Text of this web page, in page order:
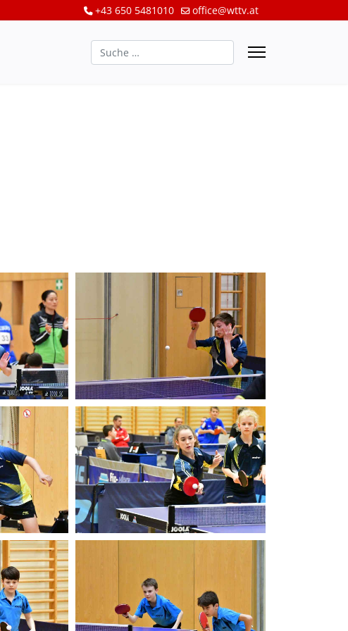
+43 650 5481010 office@wttv.at
Suchen